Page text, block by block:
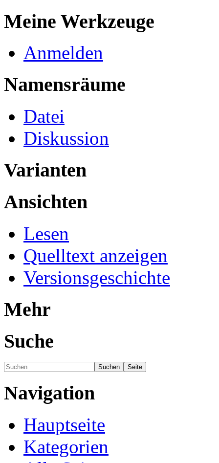
Meine Werkzeuge
Anmelden
Namensräume
Datei
Diskussion
Varianten
Ansichten
Lesen
Quelltext anzeigen
Versionsgeschichte
Mehr
Suche
Navigation
Hauptseite
Kategorien